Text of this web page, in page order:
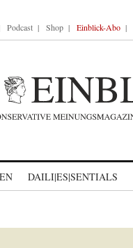
Podcast Shop Einblick-Abo
DAILI|ES|SENTIALS